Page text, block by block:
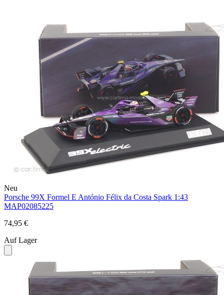
Neu
Porsche 99X Formel E António Félix da Costa Spark 1:43
MAP02085225
74,95 €
Auf Lager